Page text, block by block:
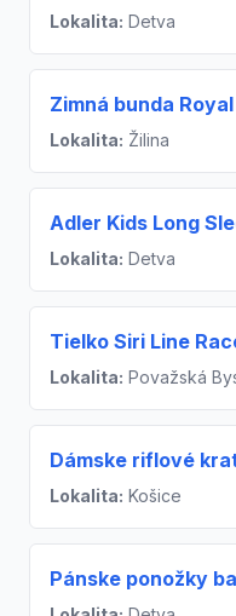
Lokalita: Detva
Zimná bunda
Lokalita: Žilina
Adler Kids Long
Lokalita: Detva
Tielko Siri Line
Lokalita: Považská
Dámske riflové
Lokalita: Košice
Pánske ponožky